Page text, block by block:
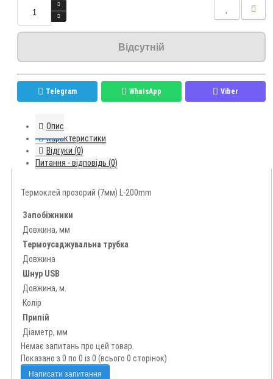
Відсутній
Telegram WhatsApp Viber
Опис
Характеристики
Відгуки (0)
Питання - відповідь (0)
Термоклей прозорий (7мм) L-200mm
Запобіжники
Довжина, мм
Термоусаджувальна трубка
Довжина
Шнур USB
Довжина, м.
Колір
Припій
Діаметр, мм
Немає запитань про цей товар.
Показано з 0 по 0 із 0 (всього 0 сторінок)
Написати запитання